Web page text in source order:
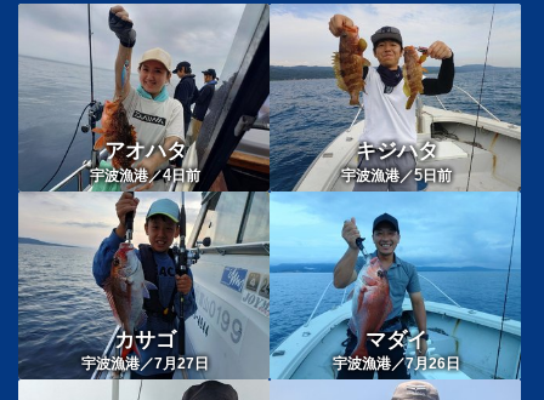
アオハタ
宇波漁港／4日前
キジハタ
宇波漁港／5日前
カサゴ
宇波漁港／7月27日
マダイ
宇波漁港／7月26日